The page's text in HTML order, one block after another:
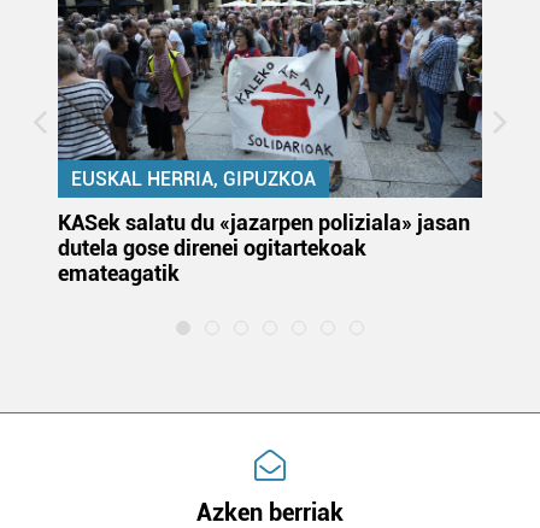
EUSKAL HERRIA, GIPUZKOA
KASek salatu du «jazarpen poliziala» jasan
dutela gose direnei ogitartekoak
emateagatik
Azken berriak